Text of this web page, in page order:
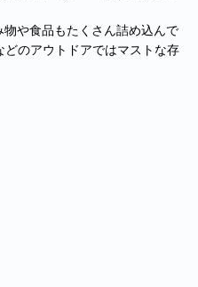
や食品もたくさん詰め込んで
のアウトドアではマストな存